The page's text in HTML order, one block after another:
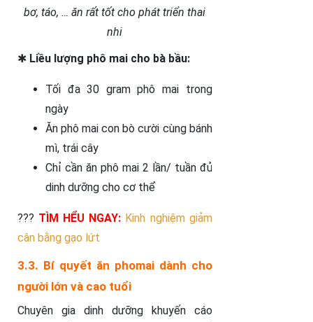
bơ, táo, … ăn rất tốt cho phát triển thai
nhi
✱ Liều lượng phô mai cho bà bầu:
Tối đa 30 gram phô mai trong
ngày
Ăn phô mai con bò cười cùng bánh
mì, trái cây
Chỉ cần ăn phô mai 2 lần/ tuần đủ
dinh dưỡng cho cơ thể
??? TÌM HỂU NGAY: Kinh nghiệm giảm
cân bằng gạo lứt
3.3. Bí quyết ăn phomai dành cho
người lớn và cao tuổi
Chuyên gia dinh dưỡng khuyến cáo